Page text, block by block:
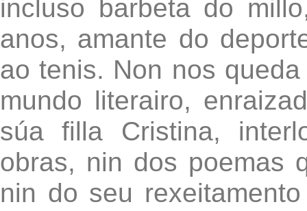
incluso barbeta do
anos, amante do
ao tenis. Non nos
mundo literairo,
súa filla Cristina,
obras, nin dos poemas
nin do seu